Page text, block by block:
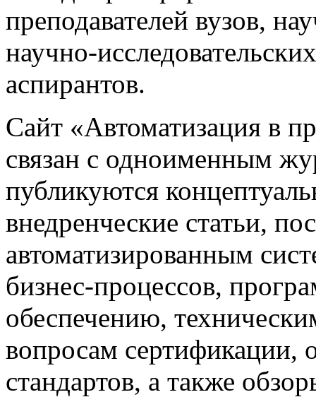
преподавателей вузов,
научно-
аспирантов.
Сайт «Автоматизация в
связан с одноименным
публикуются
внедренческие статьи,
автоматизированным
бизнес-процессов,
обеспечению,
вопросам
стандартов, а также